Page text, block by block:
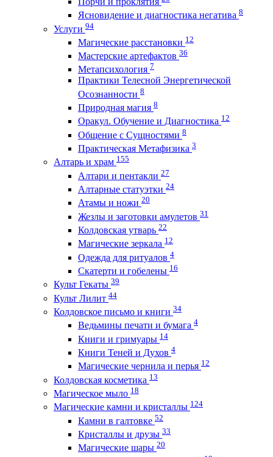
Ясновидение и диагностика негатива 8
Услуги 94
Магические расстановки 12
Мастерские артефактов 36
Метапсихология 7
Практики Телесной Энергетической
Осознанности 8
Природная магия 8
Оракул. Обучение и Диагностика 12
Общение с Сущностями 8
Практическая Метафизика 3
Алтарь и храм 155
Алтари и пентакли 27
Алтарные статуэтки 24
Атамы и ножи 20
Жезлы и заготовки амулетов 31
Колдовская утварь 22
Магические зеркала 12
Одежда для ритуалов 4
Скатерти и гобелены 16
Культ Гекаты 39
Культ Лилит 44
Колдовское письмо и книги 34
Ведьмины печати и бумага 4
Книги и гримуары 14
Книги Теней и Духов 4
Магические чернила и перья 12
Колдовская косметика 13
Магическое мыло 18
Магические камни и кристаллы 124
Камни в галтовке 52
Кристаллы и друзы 33
Магические шары 20